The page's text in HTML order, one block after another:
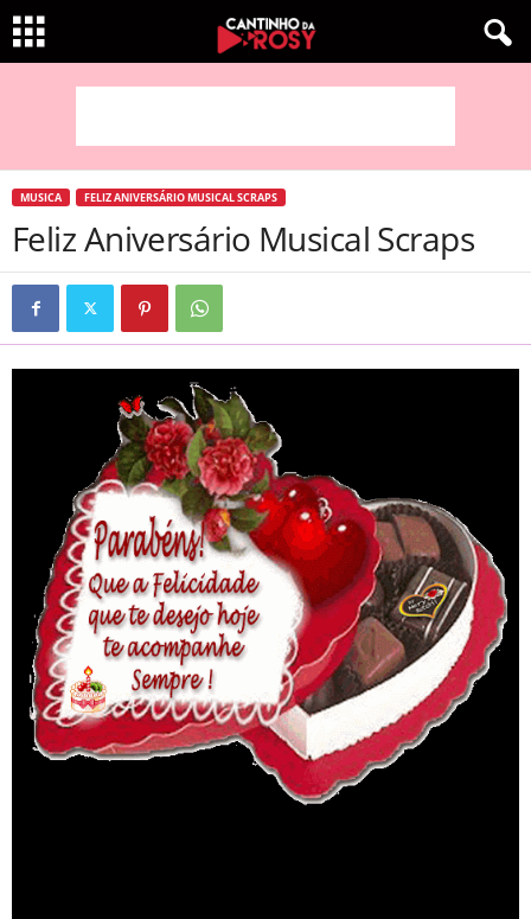
MUSICA FELIZ ANIVERSÁRIO MUSICAL SCRAPS
Feliz Aniversário Musical Scraps